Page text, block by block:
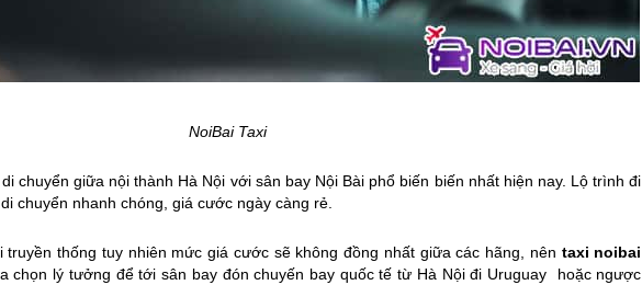
NoiBai Taxi
chuyển giữa nội thành Hà Nội với sân bay Nội Bài phổ biến biến nhất hiện nay. Lộ trình đi
chuyển nhanh chóng, giá cước ngày càng rẻ.
truyền thống tuy nhiên mức giá cước sẽ không đồng nhất giữa các hãng, nên taxi noibai
chọn lý tưởng để tới sân bay đón chuyến bay quốc tế từ Hà Nội đi Uruguay hoặc ngược